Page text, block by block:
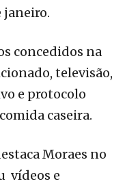
janeiro.
concedidos na
televisão,
e protocolo
caseira.
Moraes no
vídeos e